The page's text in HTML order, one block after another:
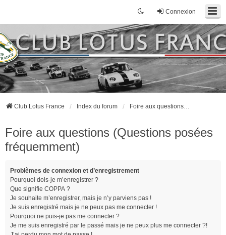
Connexion
Club Lotus France Index du forum Foire aux questions (Questions posées fréquemment)
Foire aux questions (Questions posées
fréquemment)
Problèmes de connexion et d’enregistrement
Pourquoi dois-je m’enregistrer ?
Que signifie COPPA ?
Je souhaite m’enregistrer, mais je n’y parviens pas !
Je suis enregistré mais je ne peux pas me connecter !
Pourquoi ne puis-je pas me connecter ?
Je me suis enregistré par le passé mais je ne peux plus me connecter ?!